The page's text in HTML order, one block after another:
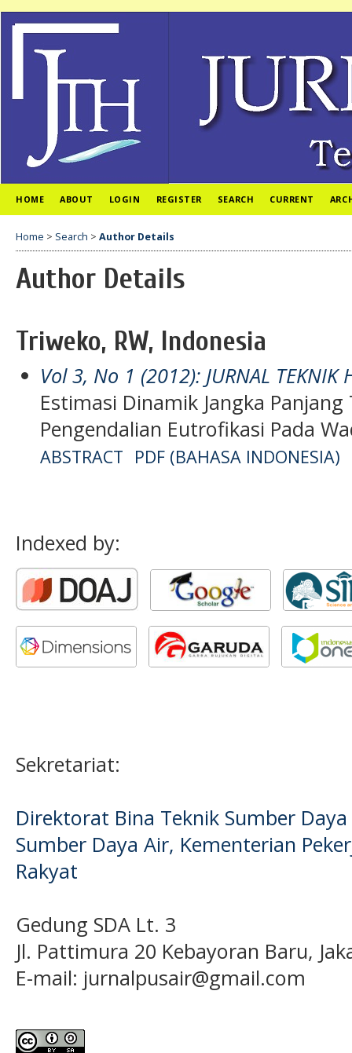
HOME ABOUT LOGIN REGISTER SEARCH CURRENT
Home > Search > Author Details
Author Details
Triweko, RW, Indonesia
Vol 3, No 1 (2012): JURNAL TEKNIK
Estimasi Dinamik Jangka
Pengendalian Eutrofikasi Pada
ABSTRACT PDF (BAHASA INDONESIA)
Indexed by:
Sekretariat:
Direktorat Bina Teknik Sumber
Sumber Daya Air, Kementerian
Rakyat
Gedung SDA Lt. 3
Jl. Pattimura 20 Kebayoran Baru,
E-mail: jurnalpusair@gmail.com